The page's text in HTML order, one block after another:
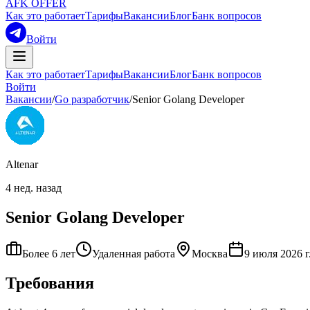
AFK OFFER
Как это работаетТарифыВакансииБлогБанк вопросов
Войти
Как это работаетТарифыВакансииБлогБанк вопросов
Войти
Вакансии/Go разработчик/Senior Golang Developer
Altenar
4 нед. назад
Senior Golang Developer
Более 6 лет Удаленная работа Москва 9 июля 2026
Требования